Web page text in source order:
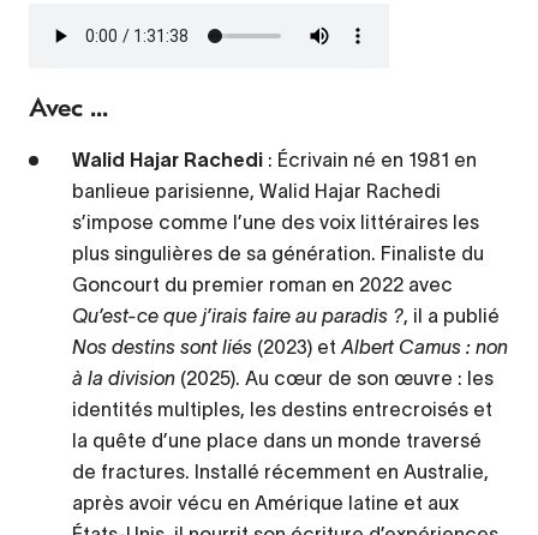
Avec ...
Walid Hajar Rachedi : Écrivain né en 1981 en
banlieue parisienne, Walid Hajar Rachedi
s’impose comme l’une des voix littéraires les
plus singulières de sa génération. Finaliste du
Goncourt du premier roman en 2022 avec
Qu’est-ce que j’irais faire au paradis ?, il a publié
Nos destins sont liés (2023) et Albert Camus : non
à la division (2025). Au cœur de son œuvre : les
identités multiples, les destins entrecroisés et
la quête d’une place dans un monde traversé
de fractures. Installé récemment en Australie,
après avoir vécu en Amérique latine et aux